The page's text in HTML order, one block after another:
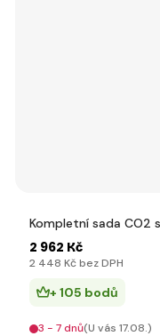
Kompletní sada CO2
2 962 Kč
2 448 Kč bez DPH
+ 105 bodů
3 - 7 dnů(U vás 17.08.)